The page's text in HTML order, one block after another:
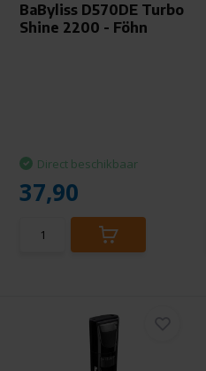
BaByliss D570DE Turbo
Shine 2200 - Föhn
Direct beschikbaar
37,90